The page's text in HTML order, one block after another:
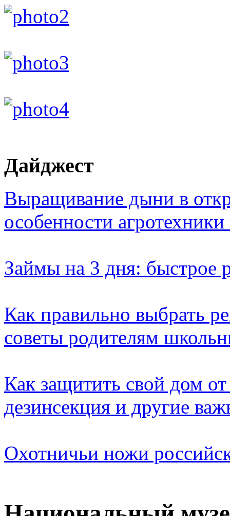
Дайджест
Выращивание дыни в
особенности
Займы на 3 дня: быстрое
Как правильно выбрать
советы родителям
Как защитить свой дом
дезинсекция и другие
Охотничьи ножи